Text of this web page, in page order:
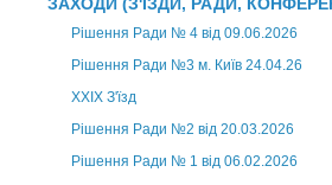
Рішення Ради № 4 від 09.06.2026
Рішення Ради №3 м. Київ 24.04.26
XXІХ З'їзд
Рішення Ради №2 від 20.03.2026
Рішення Ради № 1 від 06.02.2026